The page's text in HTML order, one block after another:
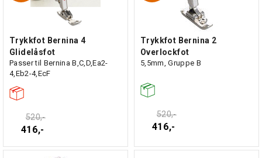
Trykkfot Bernina 4
Glidelåsfot
Passer til Bernina B,C,D,Ea2-
4,Eb2-4,EcF
520,-
416,-
Trykkfot Bernina 2
Overlockfot
5,5mm, Gruppe B
520,-
416,-